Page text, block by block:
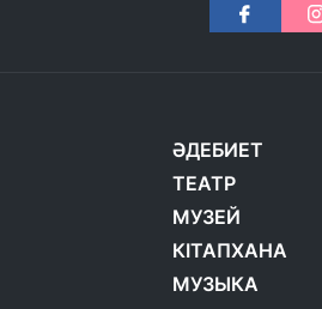
ӘДЕБИЕТ
ТЕАТР
МУЗЕЙ
КІТАПХАНА
МУЗЫКА